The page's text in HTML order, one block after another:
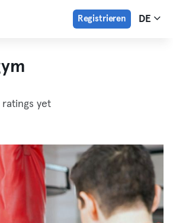
Registrieren DE
ratings yet